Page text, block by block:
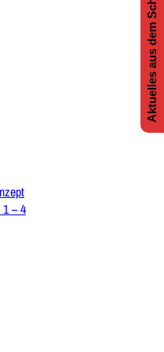
– 4
Aktuelles aus dem Schulleben